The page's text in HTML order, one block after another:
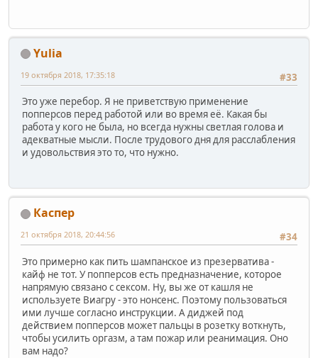
Yulia
#33
19 октября 2018, 17:35:18
Это уже перебор. Я не приветствую применение
попперсов перед работой или во время её. Какая бы
работа у кого не была, но всегда нужны светлая голова и
адекватные мысли. После трудового дня для расслабления
и удовольствия это то, что нужно.
Каспер
#34
21 октября 2018, 20:44:56
Это примерно как пить шампанское из презерватива -
кайф не тот. У попперсов есть предназначение, которое
напрямую связано с сексом. Ну, вы же от кашля не
используете Виагру - это нонсенс. Поэтому пользоваться
ими лучше согласно инструкции. А диджей под
действием попперсов может пальцы в розетку воткнуть,
чтобы усилить оргазм, а там пожар или реанимация. Оно
вам надо?